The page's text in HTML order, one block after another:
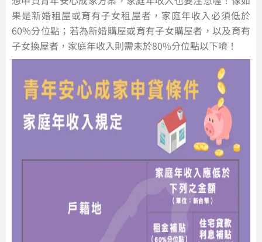
果是新婚租屋或育有子女租屋者，家庭年收入必須低於
60%分位點；若為新婚購屋或育有子女購屋者，以及育有
子女換屋者，家庭年收入則需未於80%分位點以下唷！